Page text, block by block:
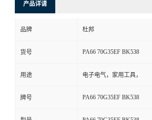
系
产品详请
品牌 杜邦
货号 PA66 70G35EF BK538
用途 电子电气，家用工具，
牌号 PA66 70G35EF BK538